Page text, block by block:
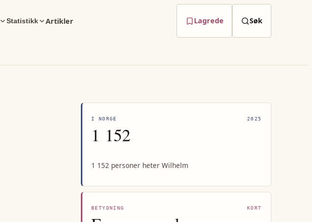
Statistikk Artikler Lagrede Søk
I NORGE 2025
1 152
1 152 personer heter Wilhelm
BETYDNING KORT